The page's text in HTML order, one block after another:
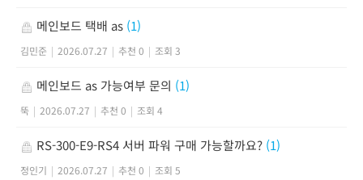
메인보드 택배 as (1)
김민준 | 2026.07.27 | 추천 0 | 조회 3
메인보드 as 가능여부 문의 (1)
뚝 | 2026.07.27 | 추천 0 | 조회 4
RS-300-E9-RS4 서버 파워 구매 가능할까요? (1)
정인기 | 2026.07.27 | 추천 0 | 조회 5